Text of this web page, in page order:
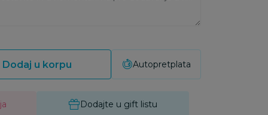
Dodaj u korpu Autopretplata
Dodajte u gift listu